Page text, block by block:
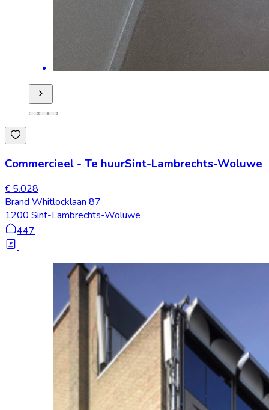
Commercieel - Te huurSint-Lambrechts-Woluwe
€ 5.028
Brand Whitlocklaan 87
1200 Sint-Lambrechts-Woluwe
447